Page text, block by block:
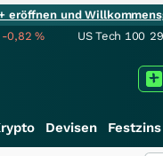
eröffnen und
-0,82% US Tech 100
Devisen Festzins